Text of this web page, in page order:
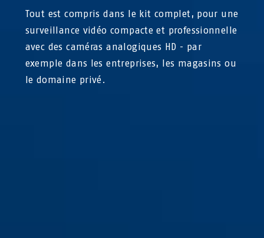
Tout est compris dans le kit complet, pour une
surveillance vidéo compacte et professionnelle
avec des caméras analogiques HD - par
exemple dans les entreprises, les magasins ou
le domaine privé.